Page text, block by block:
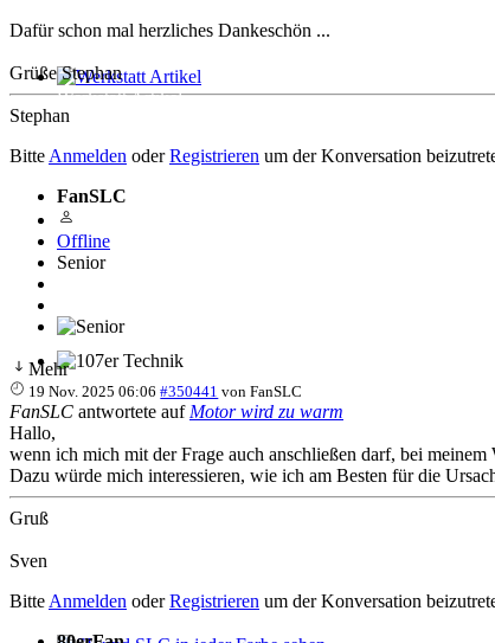
Werkstatt Artikel
107er Technik
Dafür schon mal herzliches Dankeschön ...
Grüße Stephan
Stephan
Bitte Anmelden oderRegistrieren um der Konversation
FanSLC
Offline
Senior
Mehr
19 Nov. 2025 06:06 #350441 vonFanSLC
FanSLC antwortete auf Motor wird zu warm
Hallo,
wenn ich mich mit der Frage auch anschließen darf, bei
Dazu würde mich interessieren, wie ich am Besten für die
Gruß
Sven
Bitte Anmelden oderRegistrieren um der Konversation